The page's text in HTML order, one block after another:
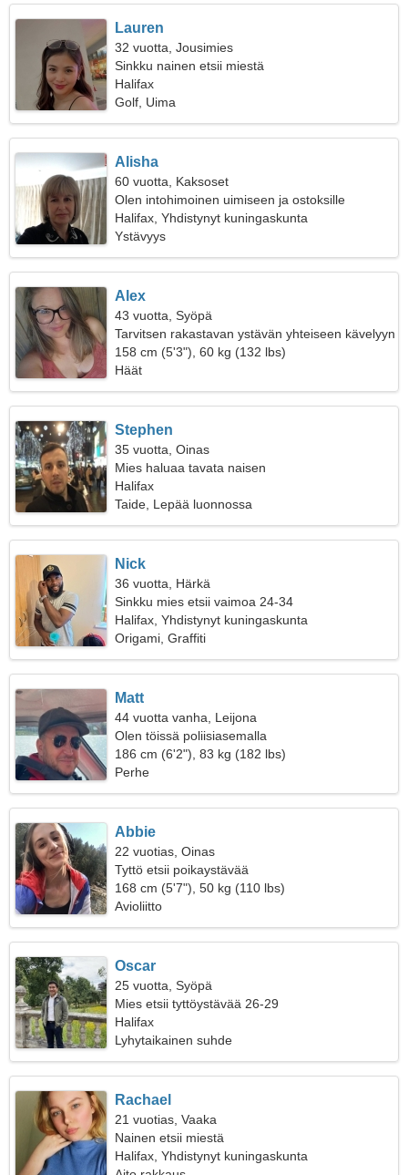
Lauren
32 vuotta, Jousimies
Sinkku nainen etsii miestä
Halifax
Golf, Uima
Alisha
60 vuotta, Kaksoset
Olen intohimoinen uimiseen ja ostoksille
Halifax, Yhdistynyt kuningaskunta
Ystävyys
Alex
43 vuotta, Syöpä
Tarvitsen rakastavan ystävän yhteiseen kävelyyn
158 cm (5'3"), 60 kg (132 lbs)
Häät
Stephen
35 vuotta, Oinas
Mies haluaa tavata naisen
Halifax
Taide, Lepää luonnossa
Nick
36 vuotta, Härkä
Sinkku mies etsii vaimoa 24-34
Halifax, Yhdistynyt kuningaskunta
Origami, Graffiti
Matt
44 vuotta vanha, Leijona
Olen töissä poliisiasemalla
186 cm (6'2"), 83 kg (182 lbs)
Perhe
Abbie
22 vuotias, Oinas
Tyttö etsii poikaystävää
168 cm (5'7"), 50 kg (110 lbs)
Avioliitto
Oscar
25 vuotta, Syöpä
Mies etsii tyttöystävää 26-29
Halifax
Lyhytaikainen suhde
Rachael
21 vuotias, Vaaka
Nainen etsii miestä
Halifax, Yhdistynyt kuningaskunta